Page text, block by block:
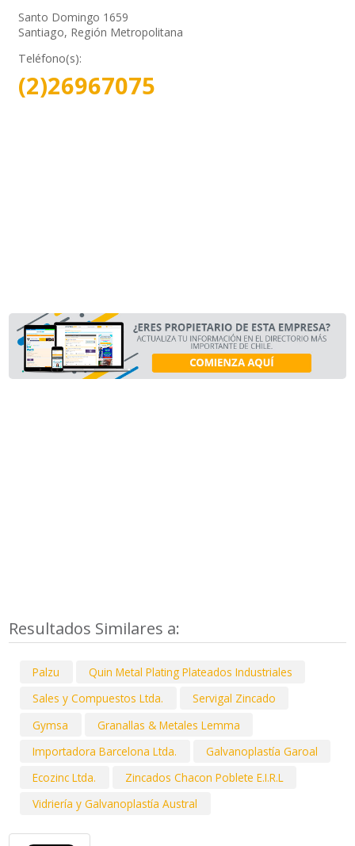
Santo Domingo 1659
Santiago, Región Metropolitana
Teléfono(s):
(2)26967075
Resultados Similares a:
Palzu
Quin Metal Plating Plateados Industriales
Sales y Compuestos Ltda.
Servigal Zincado
Gymsa
Granallas & Metales Lemma
Importadora Barcelona Ltda.
Galvanoplastía Garoal
Ecozinc Ltda.
Zincados Chacon Poblete E.I.R.L
Vidriería y Galvanoplastía Austral